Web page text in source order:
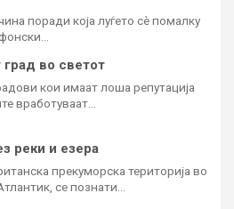
поради која луѓето сè помалку
град во светот
кои имаат лоша репутација
вработуваат…
реки и езера
прекуморска територија во
се познати…